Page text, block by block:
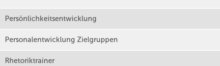
Persönlichkeitsentwicklung
Personalentwicklung Zielgruppen
Rhetoriktrainer